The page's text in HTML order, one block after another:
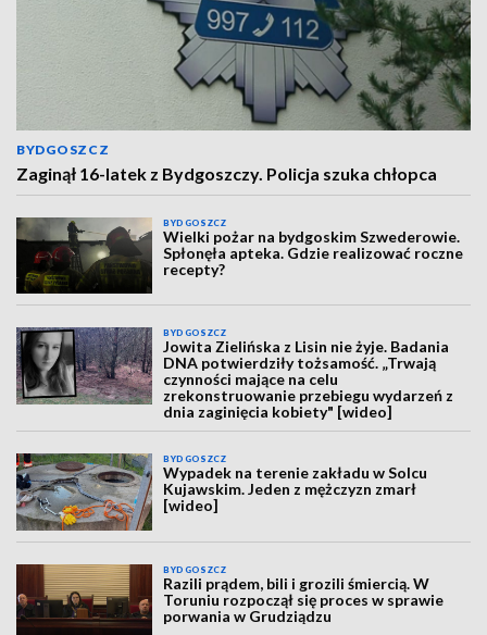
BYDGOSZCZ
Zaginął 16-latek z Bydgoszczy. Policja szuka chłopca
BYDGOSZCZ
Wielki pożar na bydgoskim Szwederowie.
Spłonęła apteka. Gdzie realizować roczne
recepty?
BYDGOSZCZ
Jowita Zielińska z Lisin nie żyje. Badania
DNA potwierdziły tożsamość. „Trwają
czynności mające na celu
zrekonstruowanie przebiegu wydarzeń z
dnia zaginięcia kobiety" [wideo]
BYDGOSZCZ
Wypadek na terenie zakładu w Solcu
Kujawskim. Jeden z mężczyzn zmarł
[wideo]
BYDGOSZCZ
Razili prądem, bili i grozili śmiercią. W
Toruniu rozpoczął się proces w sprawie
porwania w Grudziądzu